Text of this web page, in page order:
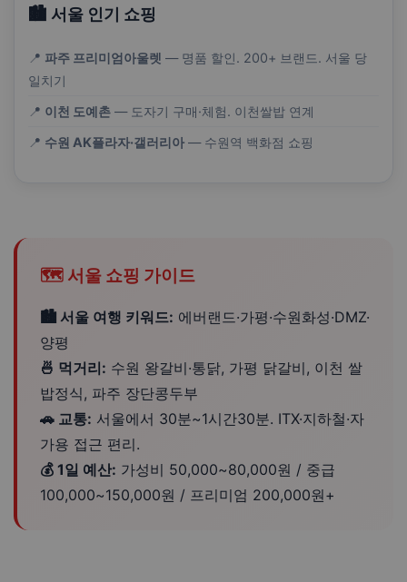
🏙️ 서울 인기 쇼핑
📍 파주 프리미엄아울렛 — 명품 할인. 200+ 브랜드. 서울 당
일치기
📍 이천 도예촌 — 도자기 구매·체험. 이천쌀밥 연계
📍 수원 AK플라자·갤러리아 — 수원역 백화점 쇼핑
🗺️ 서울 쇼핑 가이드
🏙️ 서울 여행 키워드: 에버랜드·가평·수원화성·DMZ·
양평
🍜 먹거리: 수원 왕갈비·통닭, 가평 닭갈비, 이천 쌀
밥정식, 파주 장단콩두부
🚗 교통: 서울에서 30분~1시간30분. ITX·지하철·자
가용 접근 편리.
💰 1일 예산: 가성비 50,000~80,000원 / 중급
100,000~150,000원 / 프리미엄 200,000원+